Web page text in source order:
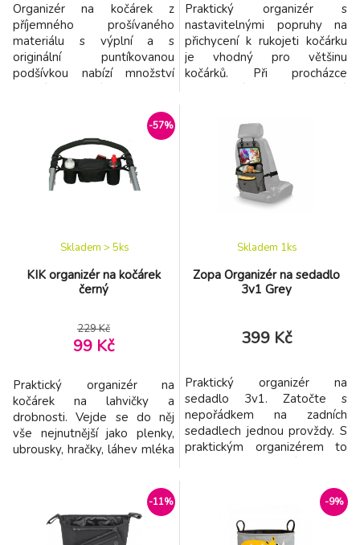
Organizér na kočárek z
příjemného prošívaného
materiálu s výplní a s
originální puntíkovanou
podšívkou nabízí množství
potřebného na procházkách a
výletech s vaším
dítětem. Ramenní
popruh umožňuje nošení přes
rameno i zavěšení na rukojeť
Praktický organizér s
nastavitelnými popruhy na
přichycení k rukojeti kočárku
je vhodný pro většinu
kočárků. Při procházce
prostorný interiér se dvěma
držáky nápojů - velká
prostřední přihrádka a dvě
oddělené přední kapsy
usnadní organizaci věcí - drží
pevně na rukojeti kočárku
-57%
KIK organizér na kočárek
černý
Skladem > 5ks
229 Kč
99 Kč
Praktický organizér na
kočárek na lahvičky a
drobnosti. Vejde se do něj
vše nejnutnější jako plenky,
ubrousky, hračky, láhev mléka
lahve. Dlouhá kapsa na zip
Menší kapsa na zip
Universální připevnění na
Zopa Organizér na sedadlo
3v1 Grey
Skladem 1ks
399 Kč
Praktický organizér na
sedadlo 3v1. Zatočte s
nepořádkem na zadních
sedadlech jednou provždy. S
praktickým organizérem to
pro děti po ruce. Organizér
jednoduše zavěsíte na zadní
stranu předního sedadla.
-11% -9%